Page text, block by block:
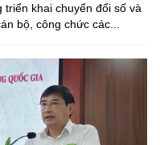
khai chuyển đổi số và
bộ, công chức các...